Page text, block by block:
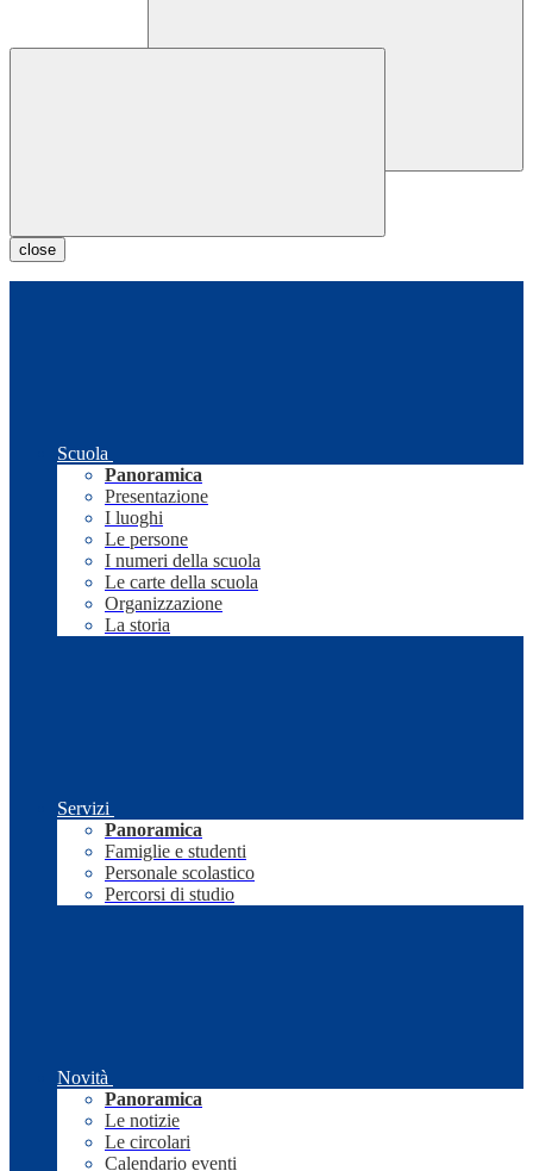
close
Scuola
Panoramica
Presentazione
I luoghi
Le persone
I numeri della scuola
Le carte della scuola
Organizzazione
La storia
Servizi
Panoramica
Famiglie e studenti
Personale scolastico
Percorsi di studio
Novità
Panoramica
Le notizie
Le circolari
Calendario eventi